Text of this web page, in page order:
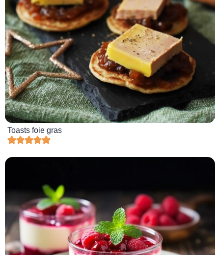
Toasts foie gras